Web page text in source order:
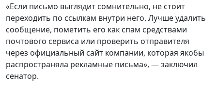
«Если письмо выглядит сомнительно, не стоит
переходить по ссылкам внутри него. Лучше удалить
сообщение, пометить его как спам средствами
почтового сервиса или проверить отправителя
через официальный сайт компании, которая якобы
распространяла рекламные письма», — заключил
сенатор.